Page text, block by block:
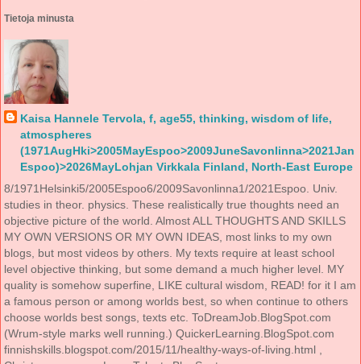
Tietoja minusta
Kaisa Hannele Tervola, f, age55, thinking, wisdom of life,
atmospheres
(1971AugHki>2005MayEspoo>2009JuneSavonlinna>2021Jan
Espoo)>2026MayLohjan Virkkala Finland, North-East Europe
8/1971Helsinki5/2005Espoo6/2009Savonlinna1/2021Espoo. Univ.
studies in theor. physics. These realistically true thoughts need an
objective picture of the world. Almost ALL THOUGHTS AND SKILLS
MY OWN VERSIONS OR MY OWN IDEAS, most links to my own
blogs, but most videos by others. My texts require at least school
level objective thinking, but some demand a much higher level. MY
quality is somehow superfine, LIKE cultural wisdom, READ! for it I am
a famous person or among worlds best, so when continue to others
choose worlds best songs, texts etc. ToDreamJob.BlogSpot.com
(Wrum-style marks well running.) QuickerLearning.BlogSpot.com
finnishskills.blogspot.com/2015/11/healthy-ways-of-living.html ,